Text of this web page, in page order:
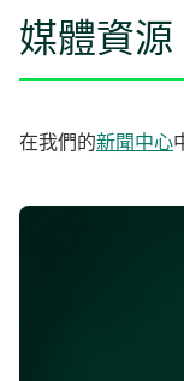
媒體資源
在我們的新聞中心